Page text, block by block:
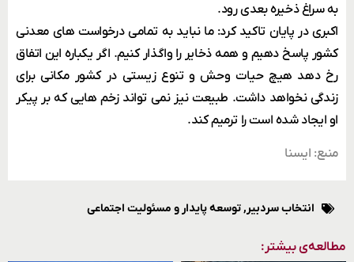
به سراغ ذخیره بعدی رود.
اکبری در پایان تاکید کرد: ما نباید به تمامی درخواست های معدنی
کشور پاسخ دهیم و همه ذخایر را واگذار کنیم. اگر یکباره این اتفاق
رخ دهد هیچ حیات وحش و تنوع زیستی در کشور مکانی برای
زندگی نخواهد داشت. طبیعت نیز نمی تواند زخم هایی که بر پیکر
او ایجاد شده است را ترمیم کند.
منبع: ایسنا
انتخاب سردبیر , توسعه پایدار و مسئولیت اجتماعی
مطالعه‌ی بیشتر: